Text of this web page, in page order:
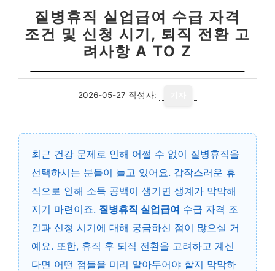
질병휴직 실업급여 수급 자격
조건 및 신청 시기, 퇴직 전환 고
려사항 A TO Z
2026-05-27 작성자:
최근 건강 문제로 인해 어쩔 수 없이 질병휴직을
선택하시는 분들이 늘고 있어요. 갑작스러운 휴
직으로 인해 소득 공백이 생기면 생계가 막막해
지기 마련이죠. 질병휴직 실업급여 수급 자격 조
건과 신청 시기에 대해 궁금하신 점이 많으실 거
예요. 또한, 휴직 후 퇴직 전환을 고려하고 계신
다면 어떤 점들을 미리 알아두어야 할지 막막하